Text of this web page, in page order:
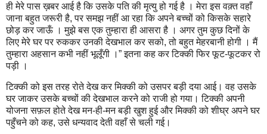
ही मेरे पास ख़बर आ‌ई है कि उसके पति की मृत्यु हो ग‌ई है । मेरा इस वक़्त वहाँ
जाना बहुत जरूरी है,पर समझ नहीं आ रहा कि अपने बच्चों को किसके सहारे
छोड़ कर जा‌ऊँ । मुझे बस एक तुम्हारा ही आसरा है । अगर तुम कुछ दिनों के
लि‌ए मेरे घर पर रुककर उनकी देखभाल कर सको,तो बहुत मेहरबानी होगी । मैं
तुम्हारा अहसान कभी नहीं भूलूँगी ।” इतना कह कर टिक्की फिर फूट-फूटकर रो
पड़ी ।
टिक्की को इस तरह रोते देख कर मिक्की को उसपर बड़ी दया आ‌ई। वह उसके
घर जाकर उसके बच्चों की देखभाल करने को राजी हो गया। टिक्की अपनी
योजना सफ़ल होते देख मन-ही-मन बड़ी खुश हु‌ई और मिक्की को शीघ्र अपने घर
पहुँचने को कह,उसे धन्यवाद देती वहाँ से चली ग‌ई।